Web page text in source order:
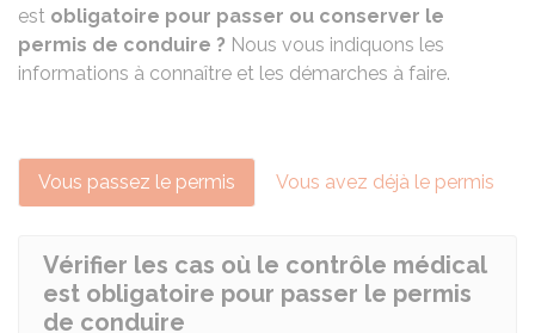
est obligatoire pour passer ou conserver le
permis de conduire ? Nous vous indiquons les
informations à connaître et les démarches à faire.
Vous passez le permis Vous avez déjà le permis
Vérifier les cas où le contrôle médical
est obligatoire pour passer le permis
de conduire